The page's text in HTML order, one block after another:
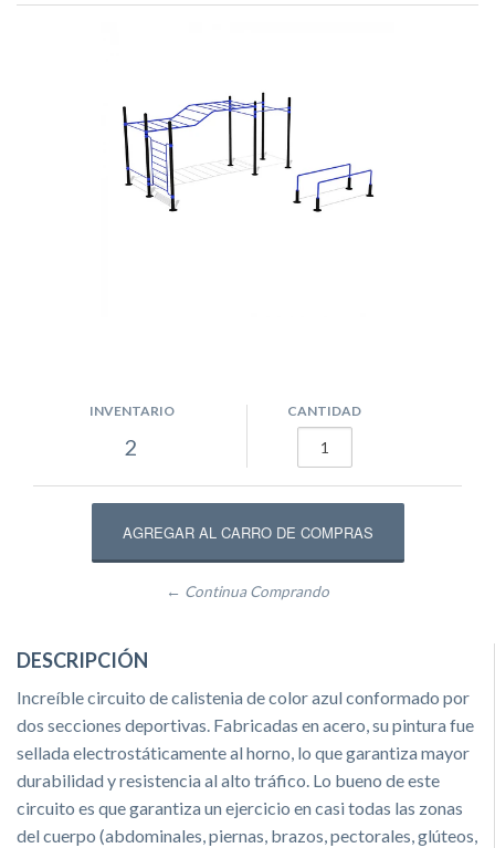
INVENTARIO
2
CANTIDAD
← Continua Comprando
DESCRIPCIÓN
Increíble circuito de calistenia de color azul conformado por
dos secciones deportivas. Fabricadas en acero, su pintura fue
sellada electrostáticamente al horno, lo que garantiza mayor
durabilidad y resistencia al alto tráfico. Lo bueno de este
circuito es que garantiza un ejercicio en casi todas las zonas
del cuerpo (abdominales, piernas, brazos, pectorales, glúteos,